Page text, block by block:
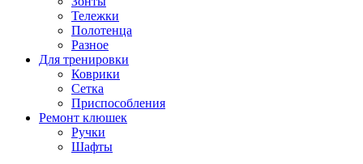
Тележки
Полотенца
Разное
Для тренировки
Коврики
Сетка
Приспособления
Ремонт клюшек
Ручки
Шафты